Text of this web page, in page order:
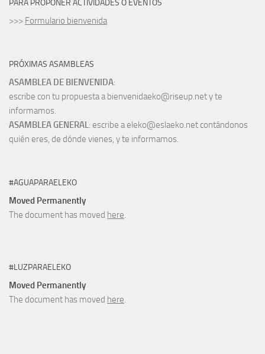
PARA PROPONER ACTIVIDADES O EVENTOS
>>> Formulario bienvenida
PRÓXIMAS ASAMBLEAS
ASAMBLEA DE BIENVENIDA:
escribe con tu propuesta a bienvenidaeko@riseup.net y te
informamos.
ASAMBLEA GENERAL: escribe a eleko@eslaeko.net contándonos
quién eres, de dónde vienes, y te informamos.
#AGUAPARAELEKO
Moved Permanently
The document has moved here.
#LUZPARAELEKO
Moved Permanently
The document has moved here.